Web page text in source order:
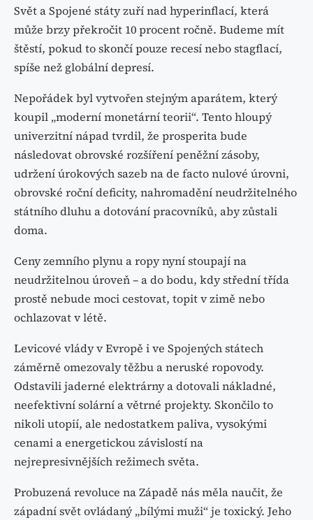
Svět a Spojené státy zuří nad hyperinflací, která
může brzy překročit 10 procent ročně. Budeme mít
štěstí, pokud to skončí pouze recesí nebo stagflací,
spíše než globální depresí.
Nepořádek byl vytvořen stejným aparátem, který
koupil „moderní monetární teorii“. Tento hloupý
univerzitní nápad tvrdil, že prosperita bude
následovat obrovské rozšíření peněžní zásoby,
udržení úrokových sazeb na de facto nulové úrovni,
obrovské roční deficity, nahromadění neudržitelného
státního dluhu a dotování pracovníků, aby zůstali
doma.
Ceny zemního plynu a ropy nyní stoupají na
neudržitelnou úroveň – a do bodu, kdy střední třída
prostě nebude moci cestovat, topit v zimě nebo
ochlazovat v létě.
Levicové vlády v Evropě i ve Spojených státech
záměrně omezovaly těžbu a neruské ropovody.
Odstavili jaderné elektrárny a dotovali nákladné,
neefektivní solární a větrné projekty. Skončilo to
nikoli utopií, ale nedostatkem paliva, vysokými
cenami a energetickou závislostí na
nejrepresivnějších režimech světa.
Probuzená revoluce na Západě nás měla naučit, že
západní svět ovládaný „bílými muži“ je toxický. Jeho